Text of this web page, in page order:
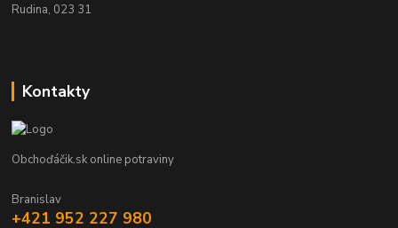
Rudina, 023 31
Kontakty
Obchoďáčik.sk online potraviny
Branislav
+421 952 227 980